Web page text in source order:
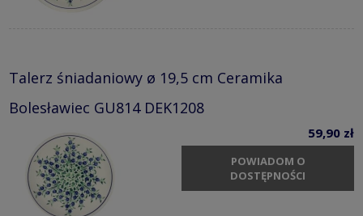
Talerz śniadaniowy ø 19,5 cm Ceramika
Bolesławiec GU814 DEK1208
59,90 zł
POWIADOM O
DOSTĘPNOŚCI